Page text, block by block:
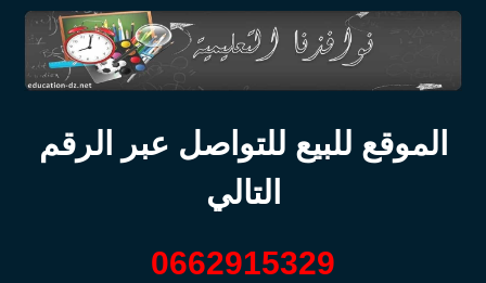
الموقع للبيع للتواصل عبر الرقم
التالي
0662915329